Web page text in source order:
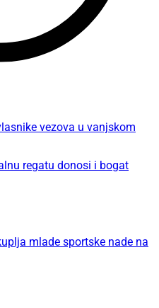
vezova u vanjskom
regatu donosi i bogat
mlade sportske nade na